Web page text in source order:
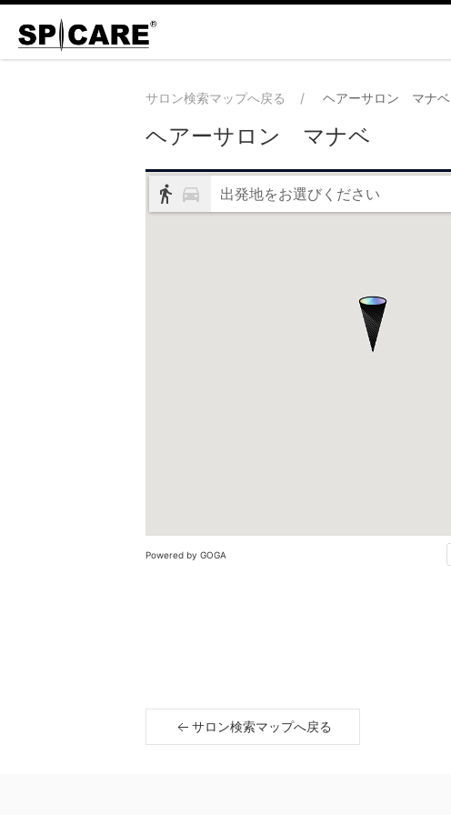
サロン検索マップへ戻る ヘアーサロン マナベ
ヘアーサロン マナベ
出発地をお選びください
Powered by GOGA
サロン検索マップへ戻る